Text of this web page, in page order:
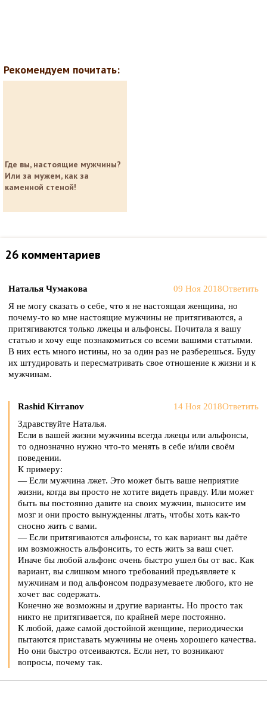
Рекомендуем почитать:
Где вы, настоящие мужчины?
Или за мужем, как за
каменной стеной!
26 комментариев
Наталья Чумакова 09 Ноя 2018Ответить
Я не могу сказать о себе, что я не настоящая женщина, но
почему-то ко мне настоящие мужчины не притягиваются, а
притягиваются только лжецы и альфонсы. Почитала я вашу
статью и хочу еще познакомиться со всеми вашими статьями.
В них есть много истины, но за один раз не разберешься. Буду
их штудировать и пересматривать свое отношение к жизни и к
мужчинам.
Rashid Kirranov 14 Ноя 2018Ответить
Здравствуйте Наталья.
Если в вашей жизни мужчины всегда лжецы или альфонсы,
то однозначно нужно что-то менять в себе и/или своём
поведении.
К примеру:
— Если мужчина лжет. Это может быть ваше неприятие
жизни, когда вы просто не хотите видеть правду. Или может
быть вы постоянно давите на своих мужчин, выносите им
мозг и они просто вынужденны лгать, чтобы хоть как-то
сносно жить с вами.
— Если притягиваются альфонсы, то как вариант вы даёте
им возможность альфонсить, то есть жить за ваш счет.
Иначе бы любой альфонс очень быстро ушел бы от вас. Как
вариант, вы слишком много требований предъявляете к
мужчинам и под альфонсом подразумеваете любого, кто не
хочет вас содержать.
Конечно же возможны и другие варианты. Но просто так
никто не притягивается, по крайней мере постоянно.
К любой, даже самой достойной женщине, периодически
пытаются приставать мужчины не очень хорошего качества.
Но они быстро отсеиваются. Если нет, то возникают
вопросы, почему так.